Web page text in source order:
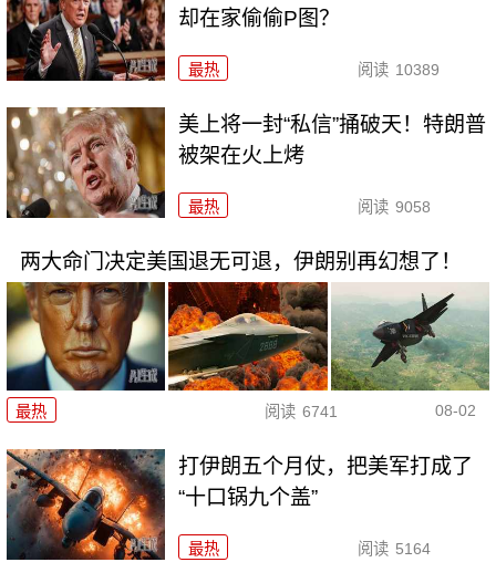
却在家偷偷P图？
最热 阅读 10389
美上将一封“私信”捅破天！特朗普
被架在火上烤
最热 阅读 9058
两大命门决定美国退无可退，伊朗别再幻想了！
最热 阅读 6741 08-02
打伊朗五个月仗，把美军打成了
“十口锅九个盖”
最热 阅读 5164